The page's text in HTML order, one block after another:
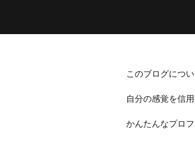
このブログにつ
自分の感覚を信
「死にたい」と思
かんたんなプロ